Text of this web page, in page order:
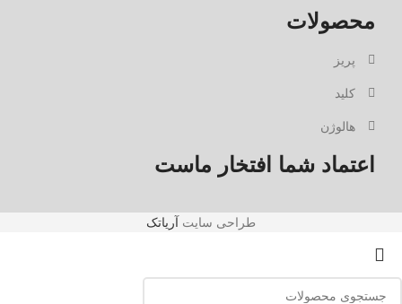
محصولات
پریز
کلید
هالوژن
اعتماد شما افتخار ماست
طراحی سایت آریاتک